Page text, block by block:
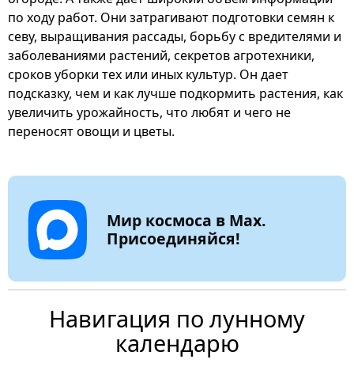
по ходу работ. Они затрагивают подготовки семян к
севу, выращивания рассады, борьбу с вредителями и
заболеваниями растений, секретов агротехники,
сроков уборки тех или иных культур. Он дает
подсказку, чем и как лучше подкормить растения, как
увеличить урожайность, что любят и чего не
переносят овощи и цветы.
Мир космоса в Max.
Присоединяйся!
Навигация по лунному
календарю